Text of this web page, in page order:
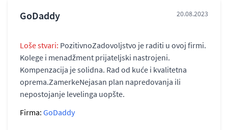
GoDaddy 20.08.2023
Loše stvari: PozitivnoZadovoljstvo je raditi u ovoj firmi.
Kolege i menadžment prijateljski nastrojeni.
Kompenzacija je solidna. Rad od kuće i kvalitetna
oprema.ZamerkeNejasan plan napredovanja ili
nepostojanje levelinga uopšte.
Firma: GoDaddy